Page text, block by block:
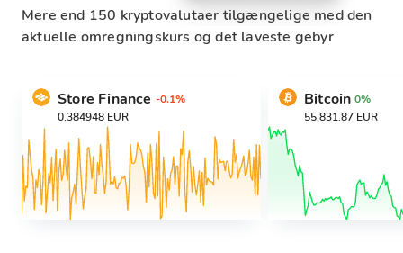
Mere end 150 kryptovalutaer tilgængelige med den
aktuelle omregningskurs og det laveste gebyr
Store Finance -0.1%
0.384948 EUR
Bitcoin 0%
55,831.87 EUR